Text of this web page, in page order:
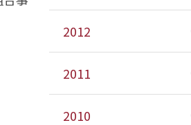
2012
2011
2010